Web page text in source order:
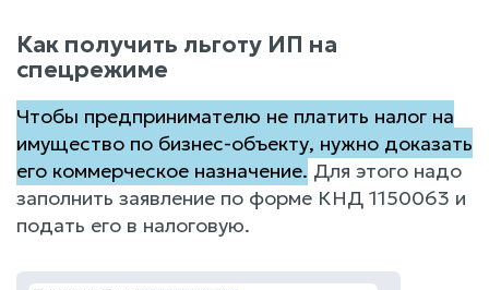
Как получить льготу ИП на
спецрежиме
Чтобы предпринимателю не платить налог на
имущество по бизнес-объекту, нужно доказать
его коммерческое назначение. Для этого надо
заполнить заявление по форме КНД 1150063 и
подать его в налоговую.